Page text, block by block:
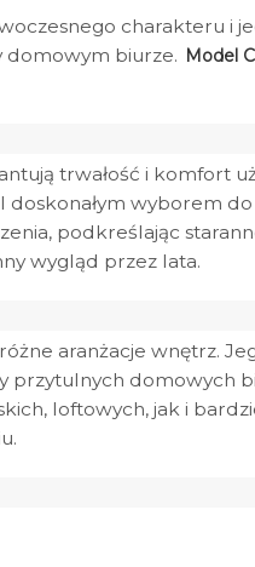
charakteru i
domowym biurze. Model
trwałość i
wyborem
podkreślając
wygląd przez lata.
aranżacje wnętrz.
domowych
loftowych, jak i